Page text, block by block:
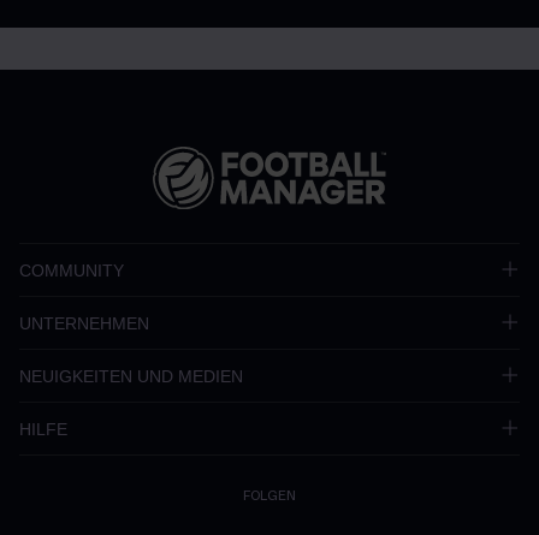
COMMUNITY
UNTERNEHMEN
NEUIGKEITEN UND MEDIEN
HILFE
FOLGEN